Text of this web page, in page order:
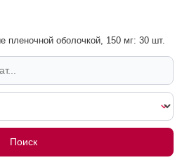
пленочной оболочкой, 150 мг: 30 шт.